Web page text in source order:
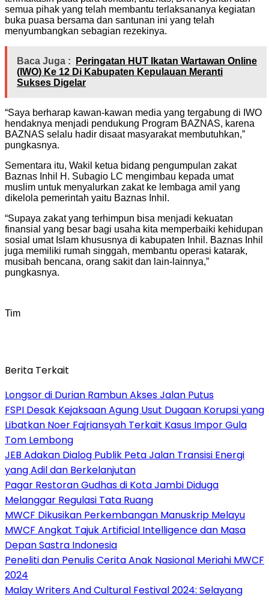
semua pihak yang telah membantu terlaksananya kegiatan
buka puasa bersama dan santunan ini yang telah
menyumbangkan sebagian rezekinya.
Baca Juga :
Peringatan HUT Ikatan Wartawan Online
(IWO) Ke 12 Di Kabupaten Kepulauan Meranti
Sukses Digelar
“Saya berharap kawan-kawan media yang tergabung di IWO
hendaknya menjadi pendukung Program BAZNAS, karena
BAZNAS selalu hadir disaat masyarakat membutuhkan,”
pungkasnya.
Sementara itu, Wakil ketua bidang pengumpulan zakat
Baznas Inhil H. Subagio LC mengimbau kepada umat
muslim untuk menyalurkan zakat ke lembaga amil yang
dikelola pemerintah yaitu Baznas Inhil.
“Supaya zakat yang terhimpun bisa menjadi kekuatan
finansial yang besar bagi usaha kita memperbaiki kehidupan
sosial umat Islam khususnya di kabupaten Inhil. Baznas Inhil
juga memiliki rumah singgah, membantu operasi katarak,
musibah bencana, orang sakit dan lain-lainnya,”
pungkasnya.
Tim
Berita Terkait
Longsor di Durian Rambun Akses Jalan Putus
FSPI Desak Kejaksaan Agung Usut Dugaan Korupsi yang
Libatkan Noer Fajriansyah Terkait Kasus Impor Gula
Tom Lembong
JEB Adakan Dialog Publik Peta Jalan Transisi Energi
yang Adil dan Berkelanjutan
Pagar Restoran Gudhas di Kota Jambi Diduga
Melanggar Regulasi Tata Ruang
MWCF Dikusikan Perkembangan Manuskrip Melayu
MWCF Angkat Tajuk Artificial Intelligence dan Masa
Depan Sastra Indonesia
Peneliti dan Penulis Cerita Anak Nasional Meriahi MWCF
2024
Malay Writers And Cultural Festival 2024: Selayang